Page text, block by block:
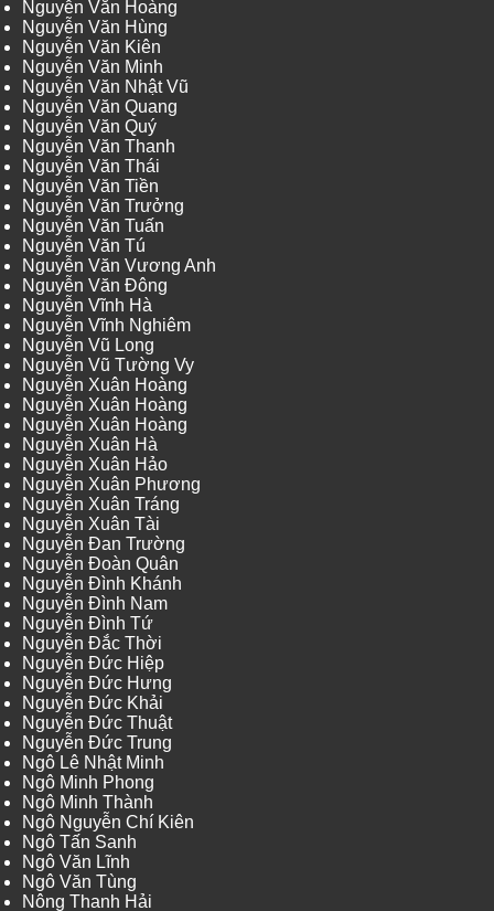
Nguyễn Văn Hoàng
Nguyễn Văn Hùng
Nguyễn Văn Kiên
Nguyễn Văn Minh
Nguyễn Văn Nhật Vũ
Nguyễn Văn Quang
Nguyễn Văn Quý
Nguyễn Văn Thanh
Nguyễn Văn Thái
Nguyễn Văn Tiền
Nguyễn Văn Trưởng
Nguyễn Văn Tuấn
Nguyễn Văn Tú
Nguyễn Văn Vương Anh
Nguyễn Văn Đông
Nguyễn Vĩnh Hà
Nguyễn Vĩnh Nghiêm
Nguyễn Vũ Long
Nguyễn Vũ Tường Vy
Nguyễn Xuân Hoàng
Nguyễn Xuân Hoàng
Nguyễn Xuân Hoàng
Nguyễn Xuân Hà
Nguyễn Xuân Hảo
Nguyễn Xuân Phương
Nguyễn Xuân Tráng
Nguyễn Xuân Tài
Nguyễn Đan Trường
Nguyễn Đoàn Quân
Nguyễn Đình Khánh
Nguyễn Đình Nam
Nguyễn Đình Tứ
Nguyễn Đắc Thời
Nguyễn Đức Hiệp
Nguyễn Đức Hưng
Nguyễn Đức Khải
Nguyễn Đức Thuật
Nguyễn Đức Trung
Ngô Lê Nhật Minh
Ngô Minh Phong
Ngô Minh Thành
Ngô Nguyễn Chí Kiên
Ngô Tấn Sanh
Ngô Văn Lĩnh
Ngô Văn Tùng
Nông Thanh Hải